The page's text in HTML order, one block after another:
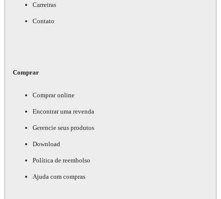
Carreiras
Contato
Comprar
Comprar online
Encontrar uma revenda
Gerencie seus produtos
Download
Política de reembolso
Ajuda com compras